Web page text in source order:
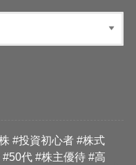
#投資初心者 #株式
代 #株主優待 #高